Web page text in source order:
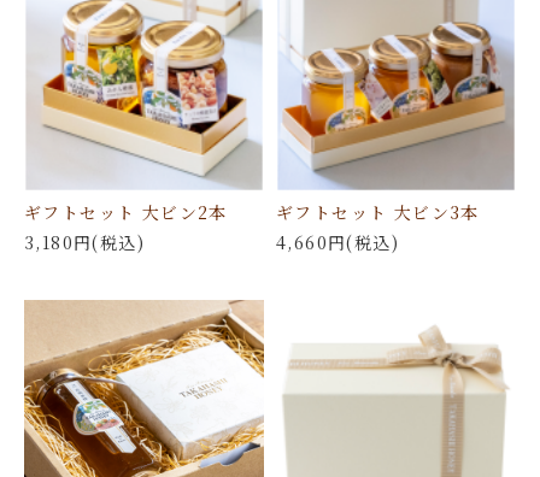
ギフトセット 大ビン2本
3,180円(税込)
ギフトセット 大ビン3本
4,660円(税込)